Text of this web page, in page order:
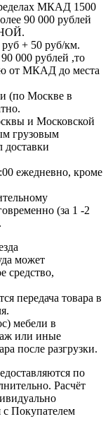
МКАД 1500
90 000 рублей
+ 50 руб/км.
000 рублей ,то
от МКАД до места
(по Москве в
и Московской
грузовым
доставки
ежедневно, кроме
(за 1 -2
может
средство,
передача товара в
мебели в
или иные
после разгрузки.
по
Расчёт
с Покупателем